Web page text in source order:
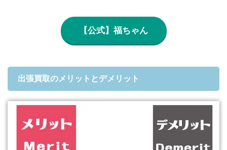
【公式】福ちゃん
出張買取のメリットとデメリット